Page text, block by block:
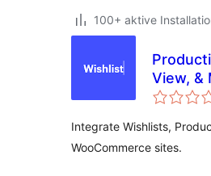
100+ aktive
View, &
Integrate Wishlists,
WooCommerce sites.